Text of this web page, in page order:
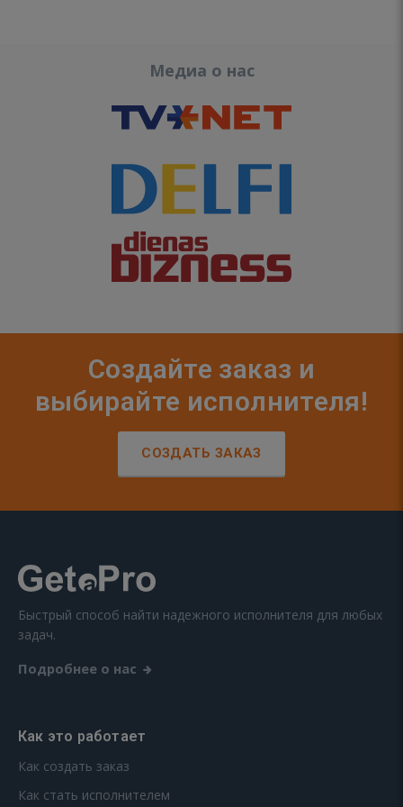
Медиа о нас
Создайте заказ и
выбирайте исполнителя!
СОЗДАТЬ ЗАКАЗ
Быстрый способ найти надежного исполнителя для любых
задач.
Подробнее о нас
Как это работает
Как создать заказ
Как стать исполнителем